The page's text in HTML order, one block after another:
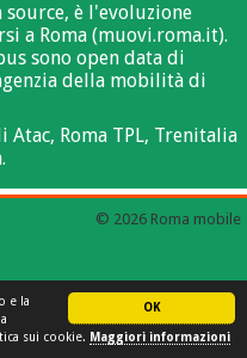
OK
e la
sui cookie. Maggiori informazioni
source, è l'evoluzione
a Roma (muovi.roma.it).
sono open data di
della mobilità di
Atac, Roma TPL, Trenitalia
© 2026 Roma mobile